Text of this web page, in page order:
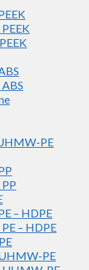
PE
– HDPE
– HDPE
PE